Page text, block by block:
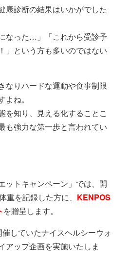
康診断の結果はいかがでした
なった…」「これから受診予
」という方も多いのではない
なりハードな運動や食事制限
ね。
を知り、見える化することこ
も強力な第一歩と言われてい
ットキャンペーン」では、開
重を記録した方に、 KENPOS
を贈呈します。
していたナイスヘルシーウォ
アップ企画を実施いたしま